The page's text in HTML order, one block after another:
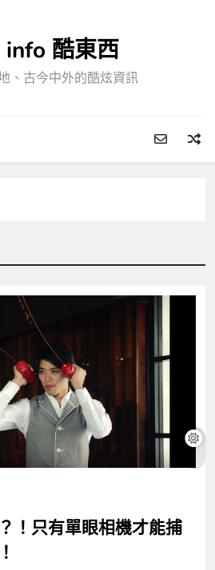
info 酷東西
、古今中外的酷炫資訊
！只有單眼相機才能捕